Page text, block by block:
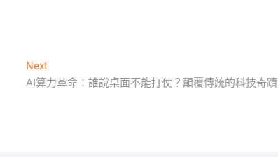
NextNext
post:
AI算力革命：誰說桌面不能打仗？顛覆傳統的科技奇蹟